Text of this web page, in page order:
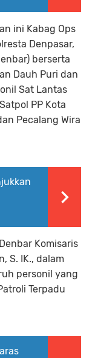
ini Kabag Ops
Denpasar,
berserta
Dauh Puri dan
Sat Lantas
PP Kota
Pecalang Wira
Komisaris
S. IK., dalam
personil yang
Terpadu